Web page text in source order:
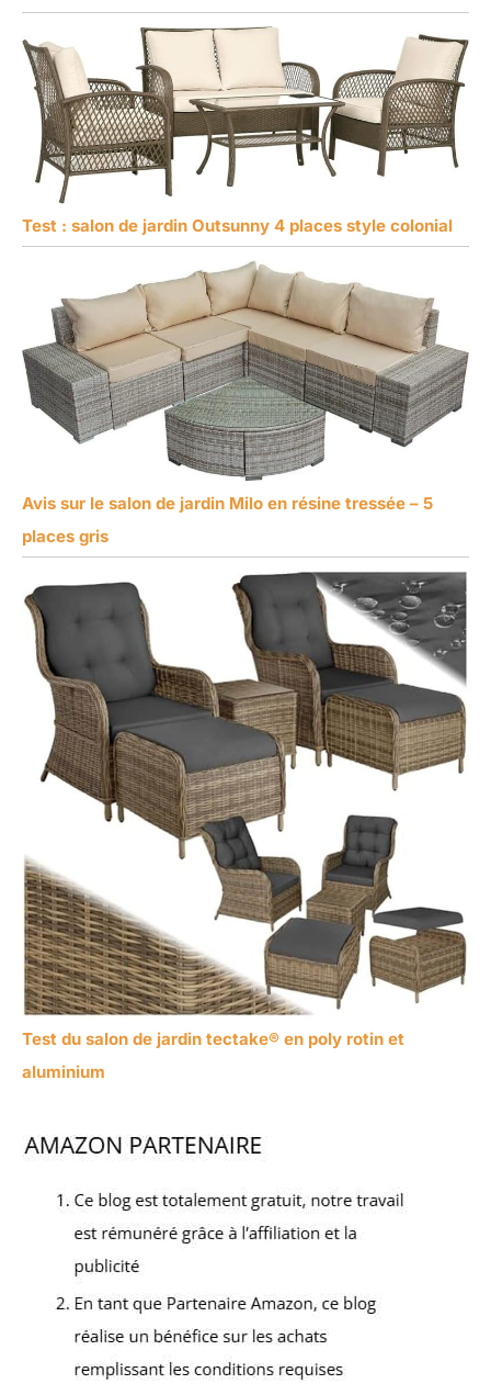
Test : salon de jardin Outsunny 4 places style colonial
Avis sur le salon de jardin Milo en résine tressée – 5
places gris
Test du salon de jardin tectake® en poly rotin et
aluminium